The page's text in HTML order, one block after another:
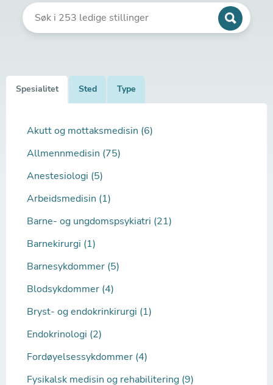
Spesialitet Sted Type
Akutt og mottaksmedisin (6)
Allmennmedisin (75)
Anestesiologi (5)
Arbeidsmedisin (1)
Barne- og ungdomspsykiatri (21)
Barnekirurgi (1)
Barnesykdommer (5)
Blodsykdommer (4)
Bryst- og endokrinkirurgi (1)
Endokrinologi (2)
Fordøyelsessykdommer (4)
Fysikalsk medisin og rehabilitering (9)